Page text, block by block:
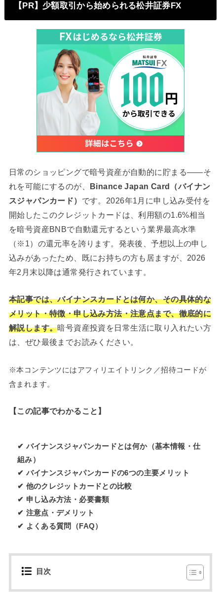
【PR】少額取引から始められる松井証券FX
日常のショッピングで暗号資産が自動的に貯まる——そ
れを可能にするのが、 Binance Japan Card（バイナン
スジャパンカード） です。2026年1月に申し込み受付を
開始したこのクレジットカードは、利用額の1.6%相当
を暗号資産BNBで自動還元するという業界最高水準
（※1）の還元率を誇ります。発表後、予想以上の申し
込みがあったため、既にお持ちの方も居ますが、2026
年2月末以降は通常発行されています。
本記事では、バイナンスカードとは何か、その具体的な
メリット・特徴・申し込み方法・注意点まで、徹底的に
解説します。暗号資産投資を日常生活に取り入れたい方
は、ぜひ最後までお読みください。
※本コンテンツにはアフィリエイトリンク／招待コードが
含まれます。
【この記事でわかること】
✔ バイナンスジャパンカードとは何か（基本情報・仕
組み）
✔ バイナンスジャパンカードの6つの主要メリット
✔ 他のクレジットカードとの比較
✔ 申し込み方法・必要書類
✔ 注意点・デメリット
✔ よくある質問（FAQ）
目次